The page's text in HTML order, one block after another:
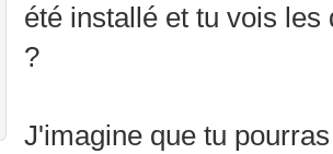
été installé et tu vois
?
J'imagine que tu